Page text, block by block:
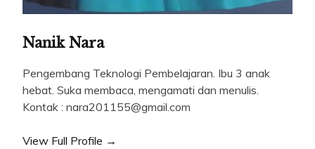
Nanik Nara
Pengembang Teknologi Pembelajaran. Ibu 3 anak
hebat. Suka membaca, mengamati dan menulis.
Kontak : nara201155@gmail.com
View Full Profile →